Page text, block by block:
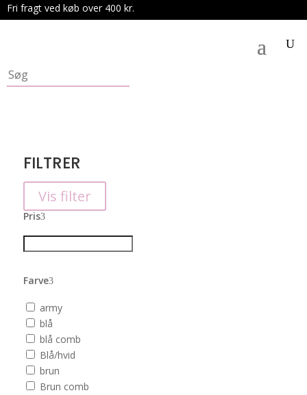
Fri fragt ved køb over 400 kr.
FILTRER
Vis filter
Pris
Farve
army
blå
blå comb
Blå/hvid
brun
Brun comb